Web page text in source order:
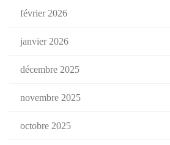
février 2026
janvier 2026
décembre 2025
novembre 2025
octobre 2025